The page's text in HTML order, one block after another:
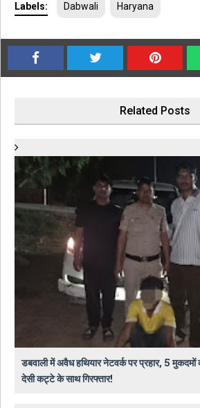
Labels: Dabwali Haryana
Related Posts
डबवाली में अवैध हथियार नेटवर्क पर प्रहार, 5 मुकदमों
देसी कट्टे के साथ गिरफ्तार!